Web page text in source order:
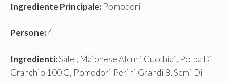
Ingrediente Principale: Pomodori
Persone:4
Ingredienti:Sale , Maionese Alcuni Cucchiai, Polpa Di
Granchio 100 G, Pomodori Perini Grandi 8, Semi Di